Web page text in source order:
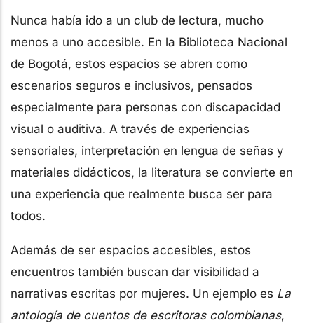
Nunca había ido a un club de lectura, mucho
menos a uno accesible. En la Biblioteca Nacional
de Bogotá, estos espacios se abren como
escenarios seguros e inclusivos, pensados
especialmente para personas con discapacidad
visual o auditiva. A través de experiencias
sensoriales, interpretación en lengua de señas y
materiales didácticos, la literatura se convierte en
una experiencia que realmente busca ser para
todos.
Además de ser espacios accesibles, estos
encuentros también buscan dar visibilidad a
narrativas escritas por mujeres. Un ejemplo es La
antología de cuentos de escritoras colombianas,